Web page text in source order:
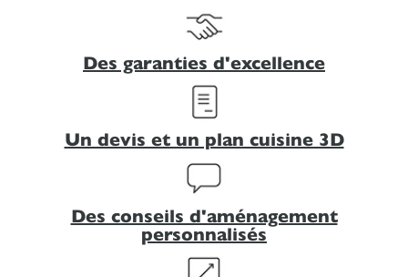
Des garanties d'excellence
Un devis et un plan cuisine 3D
Des conseils d'aménagement
personnalisés